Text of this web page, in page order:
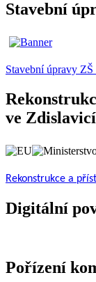
Stavební
Stavební úpravy
ve
Rekonstrukce a
Digitální
Pořízení